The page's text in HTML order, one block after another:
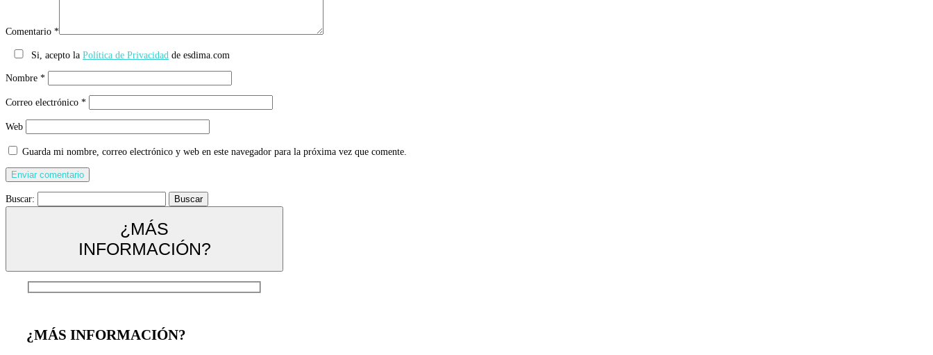
Comentario *
Si, acepto la Política de Privacidad de esdima.com
Nombre *
Correo electrónico *
Web
Guarda mi nombre, correo electrónico y web en este navegador para la próxima vez que comente.
Buscar:
¿MÁS
INFORMACIÓN?
¿MÁS INFORMACIÓN?